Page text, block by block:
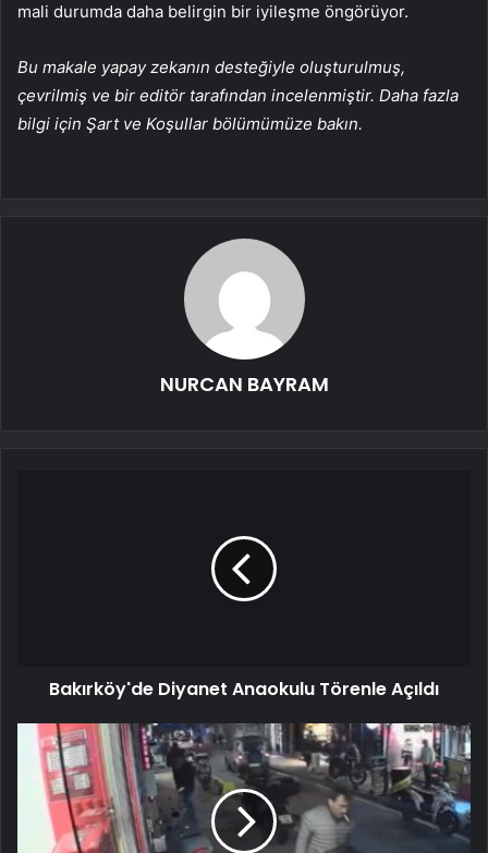
mali durumda daha belirgin bir iyileşme öngörüyor.
Bu makale yapay zekanın desteğiyle oluşturulmuş,
çevrilmiş ve bir editör tarafından incelenmiştir. Daha fazla
bilgi için Şart ve Koşullar bölümümüze bakın.
NURCAN BAYRAM
Bakırköy'de Diyanet Anaokulu Törenle Açıldı